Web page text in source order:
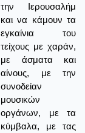
την Ιερουσαλήμ
και να κάμουν τα
εγκαίνια του
τείχους με χαράν,
με άσματα και
αίνους, με την
συνοδείαν
μουσικών
οργάνων, με τα
κύμβαλα, με τας